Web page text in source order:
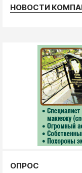
Общество
Спорт
Экономика
ПРОЕКТЫ
Блоги
Издания
Интересное
НОВОСТИ
ОПРОС